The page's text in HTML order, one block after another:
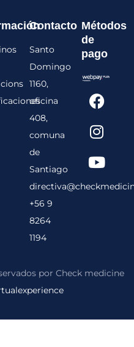
Contacto
Santo
Domingo
1160,
oficina
408,
comuna
de
Santiago
+56 9
8264
1194
Métodos
de
pago
F
a
c
e
b
o
o
I
n
s
t
a
g
r
Y
o
u
t
u
b
e
por Check medicine